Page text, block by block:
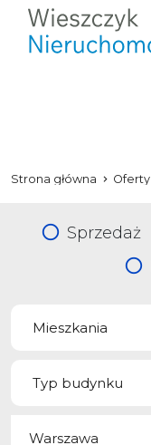
Strona główna Oferty
Sprzedaż